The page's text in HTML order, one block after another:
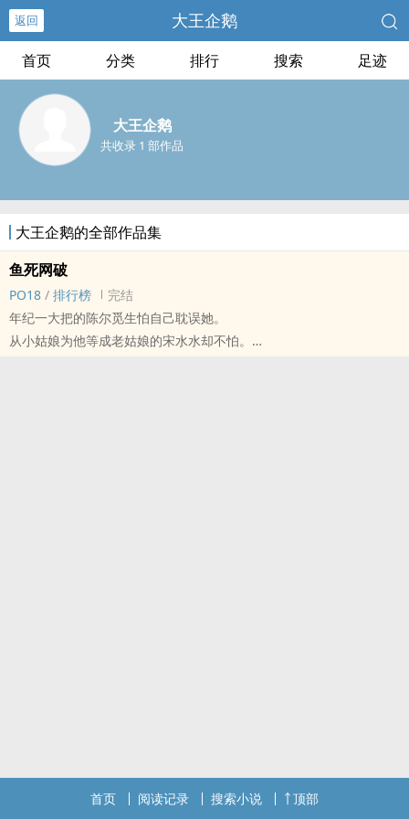
返回 大王企鹅
首页 分类 排行 搜索 足迹
大王企鹅
共收录 1 部作品
大王企鹅的全部作品集
鱼死网破
PO18 / 排行榜
完结
年纪一大把的陈尔觅生怕自己耽误她。
从小姑娘为他等成老姑娘的宋水水却不怕。
首页 阅读记录 搜索小说 顶部